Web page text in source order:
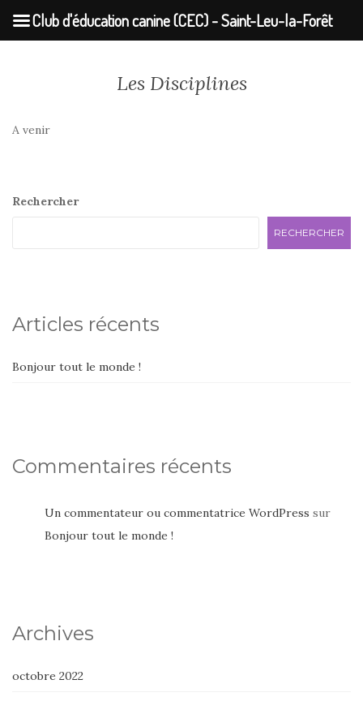
Les Disciplines
A venir
Rechercher
RECHERCHER
Articles récents
Bonjour tout le monde !
Commentaires récents
Un commentateur ou commentatrice WordPress sur
Bonjour tout le monde !
Archives
octobre 2022
Club d'éducation canine (CEC) - Saint-Leu-la-Forêt